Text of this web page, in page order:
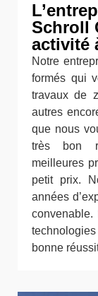
Schroll
activité
Notre
formés qui
travaux de
autres
que nous
très bon
meilleures
petit prix.
années
convenable.
bonne